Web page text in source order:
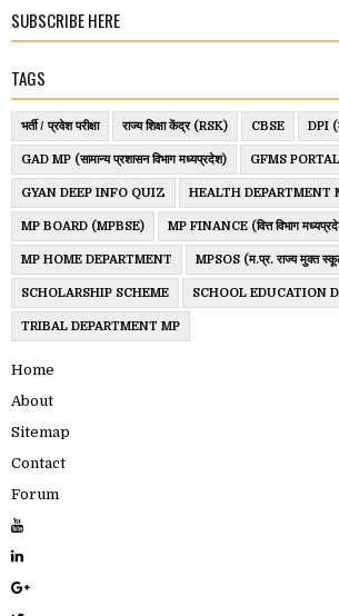
SUBSCRIBE HERE
TAGS
भर्ती / प्रवेश परीक्षा राज्य शिक्षा केंद्र (RSK) CBSE DPI
GAD MP (सामान्य प्रशासन विभाग मध्यप्रदेश) GFMS PORTAL
GYAN DEEP INFO QUIZ HEALTH DEPARTMENT
MP BOARD (MPBSE) MP FINANCE (वित्त विभाग
MP HOME DEPARTMENT MPSOS (म.प्र. राज्य मुक्त स्कूल
SCHOLARSHIP SCHEME SCHOOL EDUCATION
TRIBAL DEPARTMENT MP
Home
About
Sitemap
Contact
Forum